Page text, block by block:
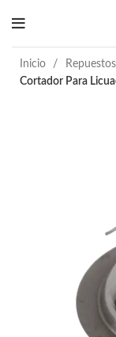
Inicio
Cortador Para